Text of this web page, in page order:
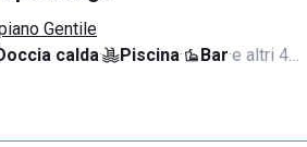
Gentile
calda· Piscina· Bar·e altri 4…